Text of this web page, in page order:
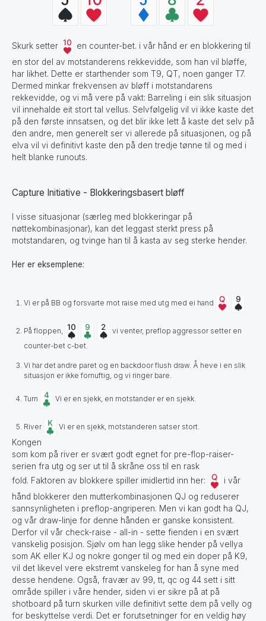
Skurk setter
en counter-bet. i vår hånd er en blokkering til
en stor del av motstanderens rekkevidde, som han vil bløffe,
har likhet. Dette er starthender som T9, QT, noen ganger T7.
Dermed minkar frekvensen av bløff i motstandarens
rekkevidde, og vi må vere på vakt: Barreling i ein slik situasjon
vil innehalde eit stort tal vellus. Selvfølgelig vil vi ikke kaste det
på den første innsatsen, og det blir ikke lett å kaste det selv på
den andre, men generelt ser vi allerede på situasjonen, og på
elva vil vi definitivt kaste den på den tredje tønne til og med i
helt blanke runouts.
Capture Initiative - Blokkeringsbasert bløff
I visse situasjonar (særleg med blokkeringar på
nøttekombinasjonar), kan det leggast sterkt press på
motstandaren, og tvinge han til å kasta av seg sterke hender.
Her er eksemplene:
Vi er på BB og forsvarte mot raise med utg med ei hand
På floppen,
vi venter, preflop aggressor setter en
counter-bet c-bet.
Vi har det andre paret og en backdoor flush draw. Å heve i en slik
situasjon er ikke fornuftig, og vi ringer bare.
Turn Vi er en sjekk, en motstander er en sjekk.
River Vi er en sjekk, motstanderen satser stort.
Kongen
som kom på river er svært godt egnet for pre-flop-raiser-
serien fra utg og ser ut til å skråne oss til en rask
fold. Faktoren av blokkere spiller imidlertid inn her:
i vår
hånd blokkerer den mutterkombinasjonen QJ og reduserer
sannsynligheten i preflop-angriperen. Men vi kan godt ha QJ,
og vår draw-linje for denne hånden er ganske konsistent.
Derfor vil vår check-raise - all-in - sette fienden i en svært
vanskelig posisjon. Sjølv om han legg slike hender på vellya
som AK eller KJ og nokre gonger til og med ein doper på K9,
vil det likevel vere ekstremt vanskeleg for han å syne med
desse hendene. Også, fravær av 99, tt, qc og 44 sett i sitt
område spiller i våre hender, siden vi er sikre på at på
shotboard på turn skurken ville definitivt sette dem på velly og
for beskyttelse verdi. Det er forutsetninger for en veldig høy